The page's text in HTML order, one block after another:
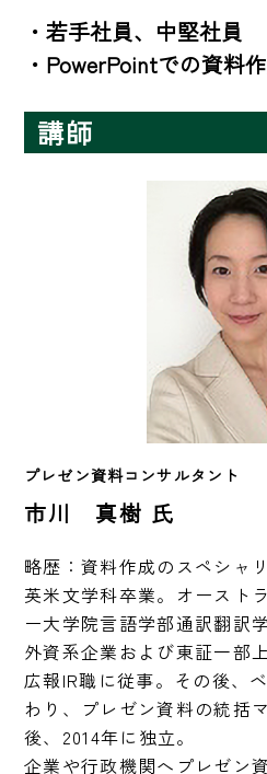
・若手社員、中堅社員
・PowerPointでの資料
講師
プレゼン資料コンサルタント
市川 真樹 氏
略歴：資料作成のスペシャ
英米文学科卒業。オースト
ー大学院言語学部通訳翻訳
外資系企業および東証一部
広報IR職に従事。その後、
わり、プレゼン資料の統括
後、2014年に独立。
企業や行政機関へプレゼン